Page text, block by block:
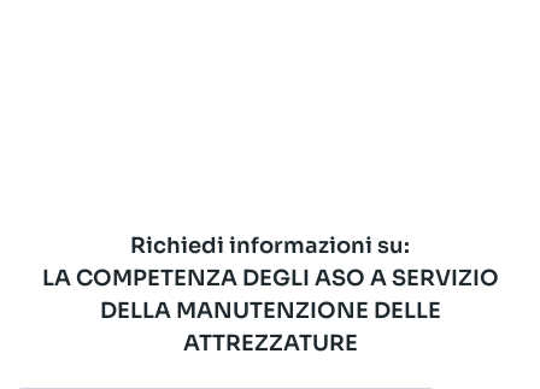
Richiedi informazioni su:
LA COMPETENZA DEGLI ASO A SERVIZIO
DELLA MANUTENZIONE DELLE
ATTREZZATURE